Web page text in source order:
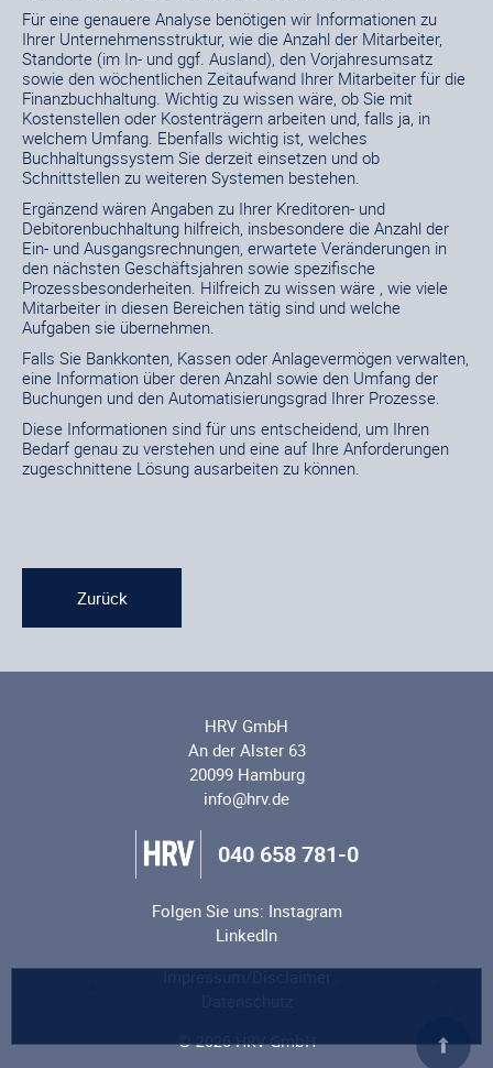
Für eine genauere Analyse benötigen wir Informationen zu
Ihrer Unternehmensstruktur, wie die Anzahl der Mitarbeiter,
Standorte (im In- und ggf. Ausland), den Vorjahresumsatz
sowie den wöchentlichen Zeitaufwand Ihrer Mitarbeiter für die
Finanzbuchhaltung. Wichtig zu wissen wäre, ob Sie mit
Kostenstellen oder Kostenträgern arbeiten und, falls ja, in
welchem Umfang. Ebenfalls wichtig ist, welches
Buchhaltungssystem Sie derzeit einsetzen und ob
Schnittstellen zu weiteren Systemen bestehen.
Ergänzend wären Angaben zu Ihrer Kreditoren- und
Debitorenbuchhaltung hilfreich, insbesondere die Anzahl der
Ein- und Ausgangsrechnungen, erwartete Veränderungen in
den nächsten Geschäftsjahren sowie spezifische
Prozessbesonderheiten. Hilfreich zu wissen wäre , wie viele
Mitarbeiter in diesen Bereichen tätig sind und welche
Aufgaben sie übernehmen.
Falls Sie Bankkonten, Kassen oder Anlagevermögen verwalten,
eine Information über deren Anzahl sowie den Umfang der
Buchungen und den Automatisierungsgrad Ihrer Prozesse.
Diese Informationen sind für uns entscheidend, um Ihren
Bedarf genau zu verstehen und eine auf Ihre Anforderungen
zugeschnittene Lösung ausarbeiten zu können.
Zurück
HRV GmbH
An der Alster 63
20099 Hamburg
info@hrv.de
040 658 781-0
Folgen Sie uns: Instagram
LinkedIn
© 2026 HRV GmbH